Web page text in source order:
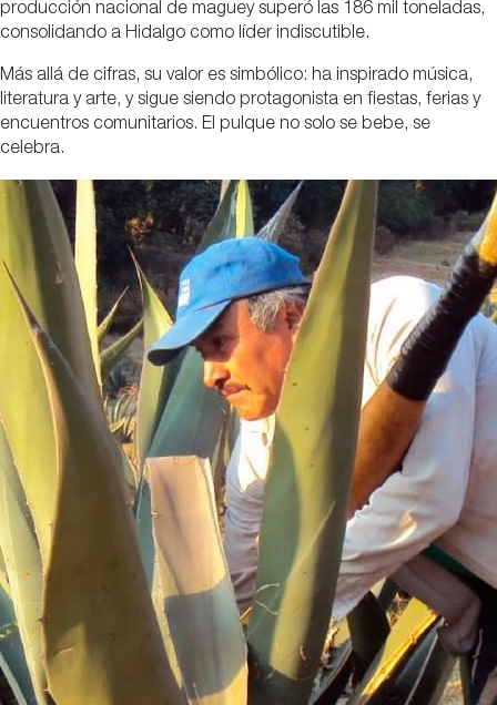
producción nacional de maguey superó las 186 mil toneladas,
consolidando a Hidalgo como líder indiscutible.
Más allá de cifras, su valor es simbólico: ha inspirado música,
literatura y arte, y sigue siendo protagonista en fiestas, ferias y
encuentros comunitarios. El pulque no solo se bebe, se
celebra.